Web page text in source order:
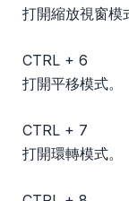
打開縮放視窗模
CTRL + 6
打開平移模式。
CTRL + 7
打開環轉模式。